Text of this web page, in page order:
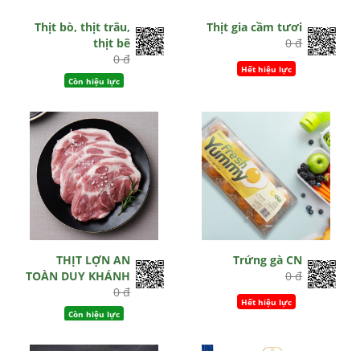
Thịt bò, thịt trâu,
thịt bê
0 đ
Còn hiệu lực
Thịt gia cầm tươi
0 đ
Hết hiệu lực
THỊT LỢN AN
TOÀN DUY KHÁNH
0 đ
Còn hiệu lực
Trứng gà CN
0 đ
Hết hiệu lực